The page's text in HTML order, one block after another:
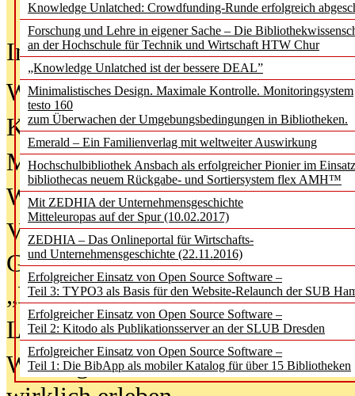
Knowledge Unlatched: Crowdfunding-Runde erfolgreich
Forschung und Lehre in eigener Sache – Die
an der Hochschule für Technik und Wirtschaft HTW Chur
„Knowledge Unlatched ist der bessere DEAL”
Minimalistisches Design. Maximale Kontrolle. Monitoringsystem
testo 160
zum Überwachen der Umgebungsbedingungen in Bibliotheken.
Emerald – Ein Familienverlag mit weltweiter Auswirkung
Hochschulbibliothek Ansbach als erfolgreicher Pionier im
bibliothecas neuem Rückgabe- und Sortiersystem flex AMH™
Mit ZEDHIA der Unternehmensgeschichte
Mitteleuropas auf der Spur (10.02.2017)
ZEDHIA – Das Onlineportal für Wirtschafts-
und Unternehmensgeschichte (22.11.2016)
Erfolgreicher Einsatz von Open Source Software –
Teil 3: TYPO3 als Basis für den Website-Relaunch der SUB
Erfolgreicher Einsatz von Open Source Software –
Teil 2: Kitodo als Publikationsserver an der SLUB Dresden
Erfolgreicher Einsatz von Open Source Software –
Teil 1: Die BibApp als mobiler Katalog für über 15 Bibliotheken
In der Ausgabe06/2026(August
Was Hochschul­bibliotheken von
Kinder in der digitalen Welt
Metadaten als Infrastruktur
Wenn Bots katalogisieren
Von Abschlusskleidern bis
Geisterjagd-Ausrüstung in der
„Library of Things“ unterwegs
Lesen als Infrastrukturaufgabe
Wie Jugendliche Social Media